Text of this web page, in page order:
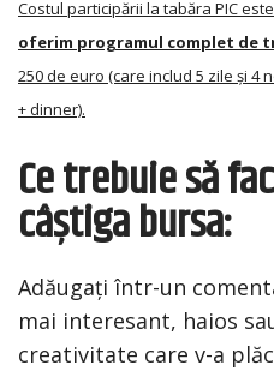
Costul participării la tabăra PIC
oferim programul complet de
250 de euro (care includ 5 zile și 4
+ dinner).
Ce trebuie să
câștiga bursa:
Adăugați într-un
mai interesant, haios
creativitate care v-a